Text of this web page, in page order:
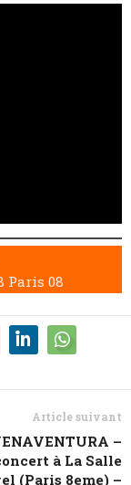
Paris 08
Article suivant
–
à La Salle
(Paris 8eme) –